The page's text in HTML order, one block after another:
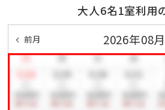
大人6名1室利用
前月 2026年08月